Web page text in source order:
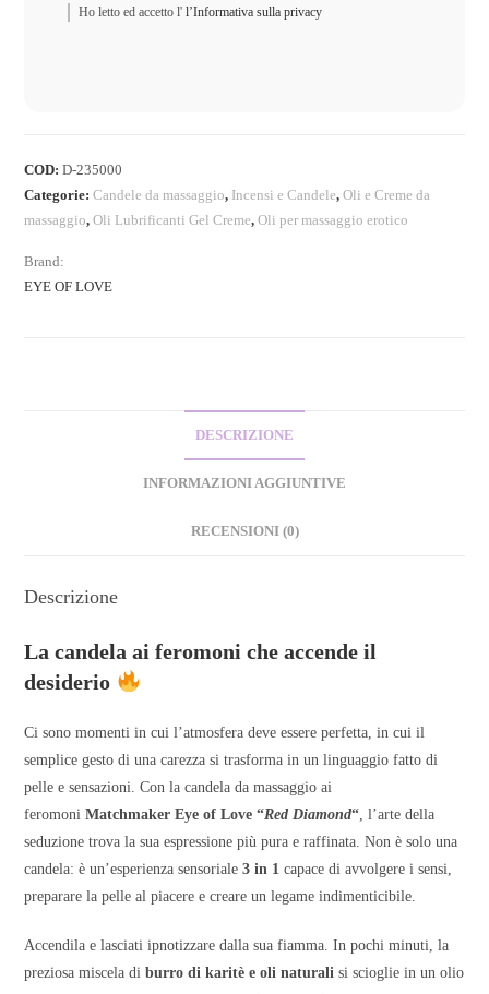
Ho letto ed accetto l' l’Informativa sulla privacy
COD:D-235000
Categorie:Candele da massaggio, Incensi e Candele,Oli e Creme da
massaggio,Oli Lubrificanti Gel Creme,Oli per massaggio erotico
Brand:
EYE OF LOVE
DESCRIZIONE
INFORMAZIONI AGGIUNTIVE
RECENSIONI (0)
Descrizione
La candela ai feromoni che accende il
desiderio
Ci sono momenti in cui l’atmosfera deve essere perfetta, in cui il
semplice gesto di una carezza si trasforma in un linguaggio fatto di
pelle e sensazioni. Con la candela da massaggio ai
feromoniMatchmaker Eye of Love “Red Diamond“ , l’arte della
seduzione trova la sua espressione più pura e raffinata. Non è solo una
candela: è un’esperienza sensoriale3 in 1 capace di avvolgere i sensi,
preparare la pelle al piacere e creare un legame indimenticibile.
Accendila e lasciati ipnotizzare dalla sua fiamma. In pochi minuti, la
preziosa miscela diburro di karitè e oli naturali si scioglie in un olio